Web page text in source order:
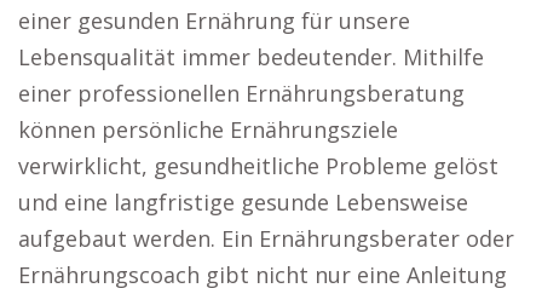
einer gesunden Ernährung für unsere
Lebensqualität immer bedeutender. Mithilfe
einer professionellen Ernährungsberatung
können persönliche Ernährungsziele
verwirklicht, gesundheitliche Probleme gelöst
und eine langfristige gesunde Lebensweise
aufgebaut werden. Ein Ernährungsberater oder
Ernährungscoach gibt nicht nur eine Anleitung